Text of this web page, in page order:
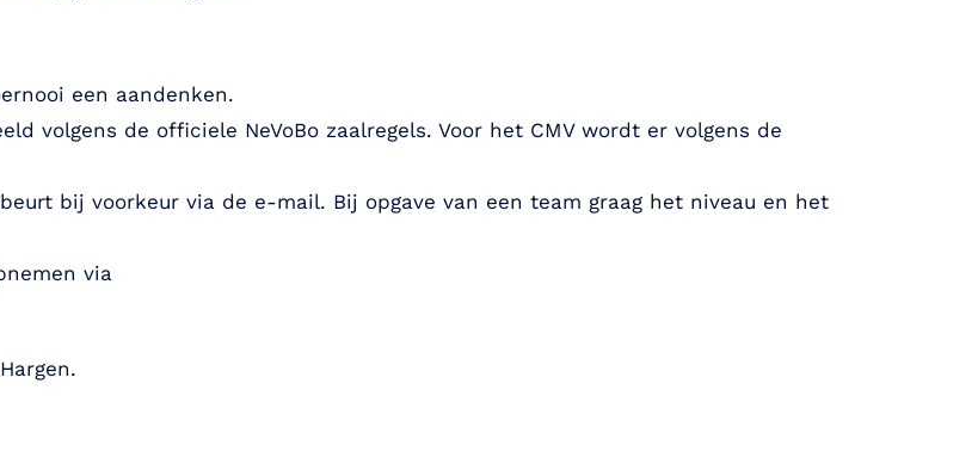
een aandenken.
volgens de officiele NeVoBo zaalregels. Voor het CMV wordt er volgens de
bij voorkeur via de e-mail. Bij opgave van een team graag het niveau en het
via